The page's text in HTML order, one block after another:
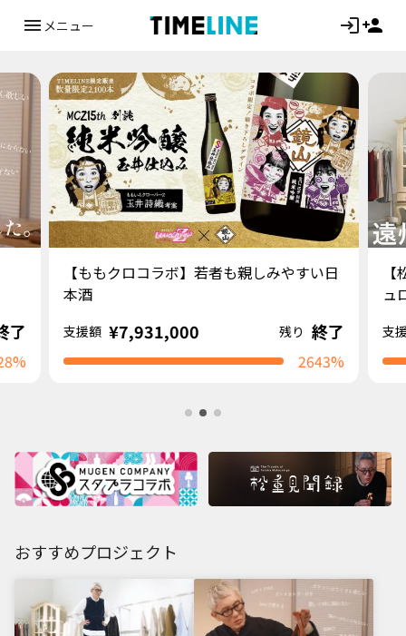
メニュー
了
【ももクロコラボ】若者も親しみやすい日
本酒
支援額 ¥7,931,000 残り 終了
2643%
ュ
支
おすすめプロジェクト